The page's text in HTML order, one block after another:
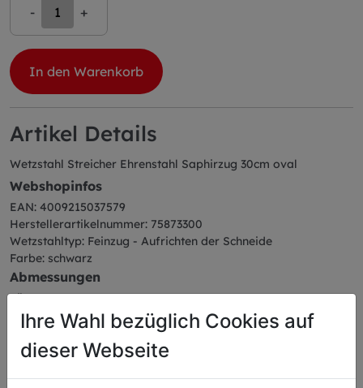
- +
In den Warenkorb
Artikel Details
Wetzstahl Streicher Ehrenstahl Saphirzug 30cm oval
Webshopinfos
EAN: 4009215037579
Herstellerartikelnummer: 75873300
Wetzstahltyp: Feinzug - Aufrichten der Schneide
Farbe: schwarz
Abmessungen
Länge: 47,50 cm
Breite: 5,10 cm
Höhe: 2,88 cm
Gewicht: 0,55 kg
Ihre Wahl bezüglich Cookies auf
dieser Webseite